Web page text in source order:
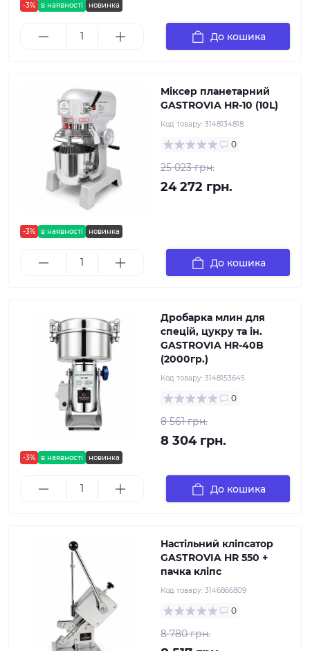
-3% в наявності новинка
До кошика
-3% в наявності новинка
Міксер планетарний
GASTROVIA HR-10 (10L)
Код товару: 3148134818
0
25 023 грн.
24 272 грн.
До кошика
-3% в наявності новинка
Дробарка млин для
спецій, цукру та ін.
GASTROVIA HR-40B
(2000гр.)
Код товару: 3148153645
0
8 561 грн.
8 304 грн.
До кошика
Настільний кліпсатор
GASTROVIA HR 550 +
пачка кліпс
Код товару: 3146866809
0
8 780 грн.